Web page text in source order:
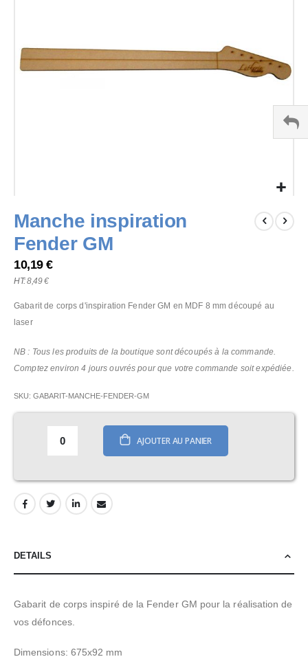
to
beginning
of
gallery
Manche inspiration
Fender GM
10,19 €
8,49 €
Gabarit de corps d'inspiration Fender GM en MDF 8 mm découpé au
laser
NB : Tous les produits de la boutique sont découpés à la commande.
Comptez environ 4 jours ouvrés pour que votre commande soit expédiée.
SKU GABARIT-MANCHE-FENDER-GM
AJOUTER AU PANIER
DETAILS
Gabarit de corps inspiré de la Fender GM pour la réalisation de
vos défonces.
Dimensions: 675x92 mm